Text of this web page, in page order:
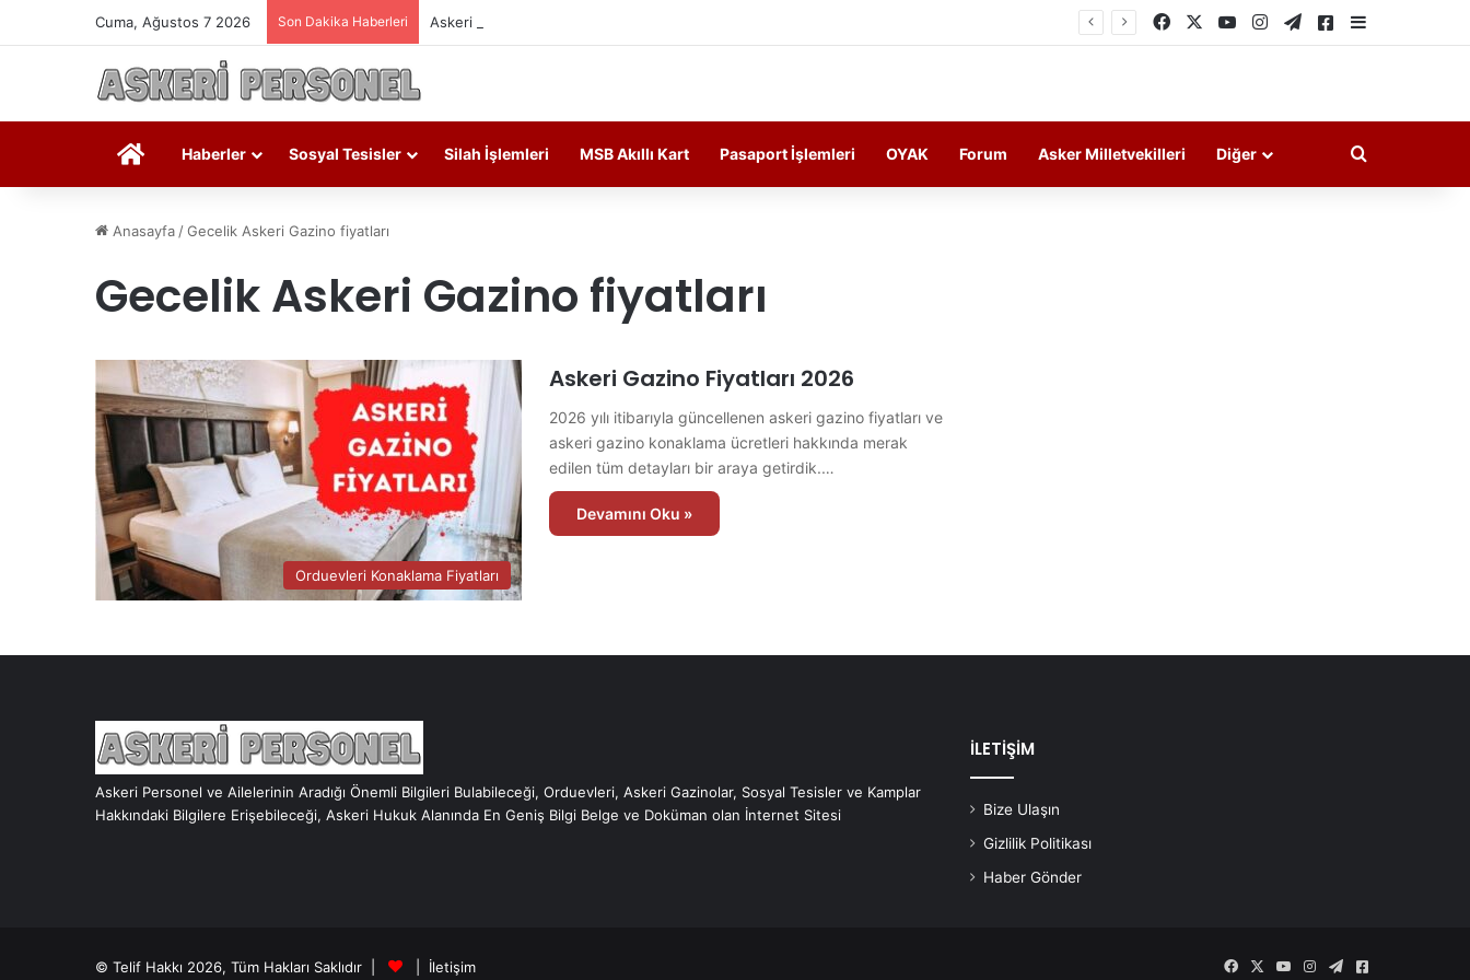
Cuma, Ağustos 7 2026 Son Dakika Haberleri Askeri Personelin Güncel Haber ve Bilgi Sitesi. Facebook YouTubeInstagramTelegramAskeri Haberler
Askeri Personel
Haberler Sosyal Tesisler Silah İşlemleri MSB Akıllı Kart Pasaport İşlemleri OYAK Forum Asker Milletvekilleri Diğer Arama yap
Anasayfa /Gecelik Askeri Gazino fiyatları
Gecelik Askeri Gazino fiyatları
Orduevleri Konaklama Fiyatları
Askeri Gazino Fiyatları 2026
2026 yılı itibarıyla güncellenen askeri gazino fiyatları ve
askeri gazino konaklama ücretleri hakkında merak
edilen tüm detayları bir araya getirdik.…
Devamını Oku »
Askeri Personel ve Ailelerinin Aradığı Önemli Bilgileri Bulabileceği, Orduevleri, Askeri Gazinolar, Sosyal Tesisler ve Kamplar
Hakkındaki Bilgilere Erişebileceği, Askeri Hukuk Alanında En Geniş Bilgi Belge ve Doküman olan İnternet Sitesi
İLETİŞİM
Bize Ulaşın
Gizlilik Politikası
Haber Gönder
© Telif Hakkı 2026, Tüm Hakları Saklıdır | İletişim FacebookYouTubeInstagram
Telegram
Askeri